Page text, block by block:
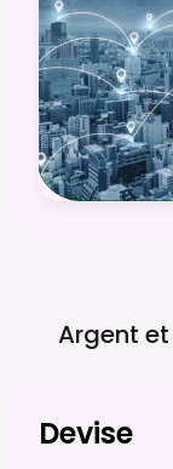
Argent
Devise